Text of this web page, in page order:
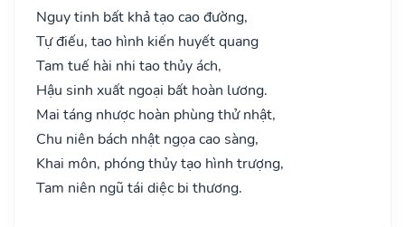
Nguy tinh bất khả tạo cao đường,
Tự điếu, tao hình kiến huyết quang
Tam tuế hài nhi tao thủy ách,
Hậu sinh xuất ngoại bất hoàn lương.
Mai táng nhược hoàn phùng thử nhật,
Chu niên bách nhật ngọa cao sàng,
Khai môn, phóng thủy tạo hình trượng,
Tam niên ngũ tái diệc bi thương.